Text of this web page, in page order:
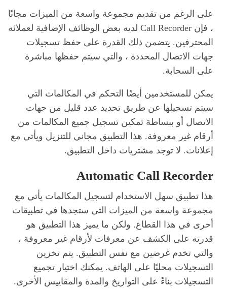
على الرغم من تقديم مجموعة واسعة من الميزات مجانًا
، فإن Call Recorder لديه بعض الوظائف الإضافية لعملائه
المحترفين. يتضمن ذلك القدرة على حفظ تسجيلات
جهات الاتصال المحددة ، والتي سيتم حفظها مباشرة
على السحابة.
يمكن للمستخدمين أيضًا التحكم في المكالمات التي
سيتم تسجيلها عن طريق تحديد عدد قليل من جهات
الاتصال أو ببساطة تمكين تسجيل جميع المكالمات من
أرقام غير معروفة. هذا التطبيق مجاني للتنزيل ويأتي مع
إعلانات. لا توجد مشتريات داخل التطبيق.
Automatic Call Recorder
هذا تطبيق سهل الاستخدام لتسجيل المكالمات يأتي مع
مجموعة واسعة من الميزات التي ستجدها في تطبيقات
أخرى في هذا القطاع. ولكن ما يميز هذا التطبيق هو
قدرته على الكشف عن معرفات لأرقام غير معروفة ،
والتي تخدم غرضين مع نفس التطبيق. يتم تخزين
التسجيلات محليًا على الهاتف. يمكنك اختيار تجميع
التسجيلات بناءً على التواريخ والمدة والمقاييس الأخرى.